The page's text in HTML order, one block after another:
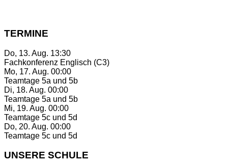
TERMINE
Do, 13. Aug. 13:30
Fachkonferenz Englisch (C3)
Mo, 17. Aug. 00:00
Teamtage 5a und 5b
Di, 18. Aug. 00:00
Teamtage 5a und 5b
Mi, 19. Aug. 00:00
Teamtage 5c und 5d
Do, 20. Aug. 00:00
Teamtage 5c und 5d
UNSERE SCHULE